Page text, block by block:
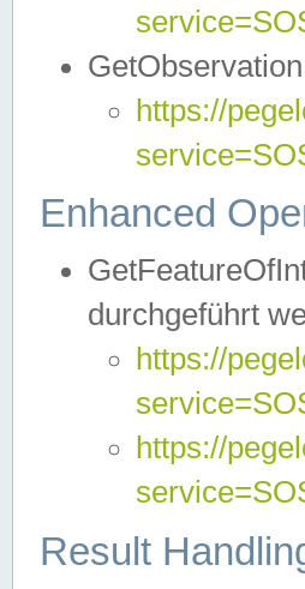
https://
Enhanced
durchgeführt
https://
https://
Result